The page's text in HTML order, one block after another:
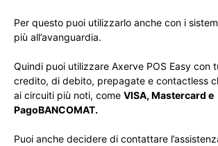
Per questo puoi utilizzarlo anche con i
più all’avanguardia.
Quindi puoi utilizzare Axerve POS Easy con
credito, di debito, prepagate e contactless
ai circuiti più noti, come VISA, Mastercard e
PagoBANCOMAT.
Puoi anche decidere di contattare